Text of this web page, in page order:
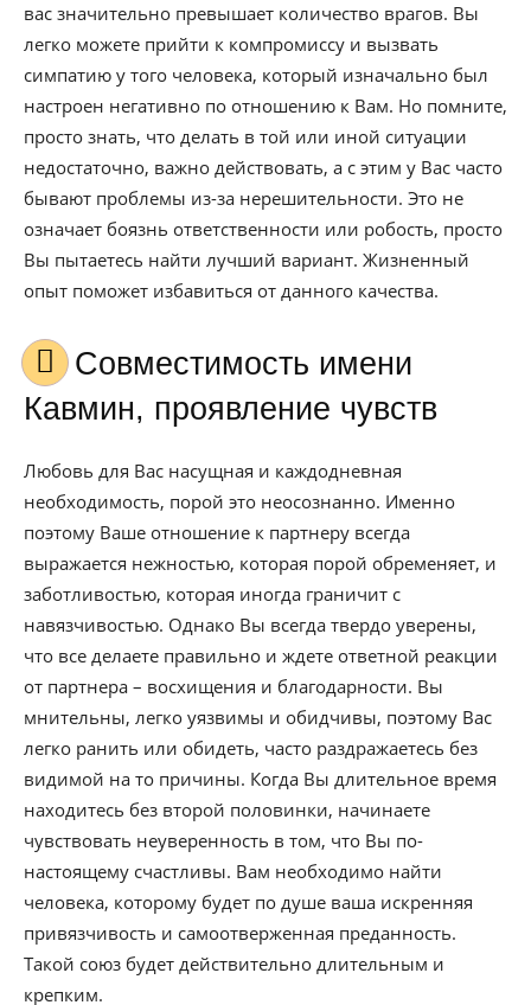
вас значительно превышает количество врагов. Вы
легко можете прийти к компромиссу и вызвать
симпатию у того человека, который изначально был
настроен негативно по отношению к Вам. Но помните,
просто знать, что делать в той или иной ситуации
недостаточно, важно действовать, а с этим у Вас часто
бывают проблемы из-за нерешительности. Это не
означает боязнь ответственности или робость, просто
Вы пытаетесь найти лучший вариант. Жизненный
опыт поможет избавиться от данного качества.
Совместимость имени
Кавмин, проявление чувств
Любовь для Вас насущная и каждодневная
необходимость, порой это неосознанно. Именно
поэтому Ваше отношение к партнеру всегда
выражается нежностью, которая порой обременяет, и
заботливостью, которая иногда граничит с
навязчивостью. Однако Вы всегда твердо уверены,
что все делаете правильно и ждете ответной реакции
от партнера – восхищения и благодарности. Вы
мнительны, легко уязвимы и обидчивы, поэтому Вас
легко ранить или обидеть, часто раздражаетесь без
видимой на то причины. Когда Вы длительное время
находитесь без второй половинки, начинаете
чувствовать неуверенность в том, что Вы по-
настоящему счастливы. Вам необходимо найти
человека, которому будет по душе ваша искренняя
привязчивость и самоотверженная преданность.
Такой союз будет действительно длительным и
крепким.